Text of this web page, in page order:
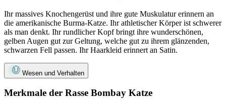
Ihr massives Knochengerüst und ihre gute Muskulatur erinnern an
die amerikanische Burma-Katze. Ihr athletischer Körper ist schwerer
als man denkt. Ihr rundlicher Kopf bringt ihre wunderschönen,
gelben Augen gut zur Geltung, welche gut zu ihrem glänzenden,
schwarzen Fell passen. Ihr Haarkleid erinnert an Satin.
Wesen und Verhalten
Merkmale der Rasse Bombay Katze